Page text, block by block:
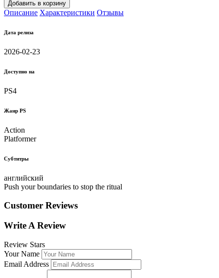
Добавить в корзину
Описание Характеристики Отзывы
Дата релиза
2026-02-23
Доступно на
PS4
Жанр PS
Action
Platformer
Субтитры
английский
Push your boundaries to stop the ritual
Customer Reviews
Write A Review
Review Stars
Your Name
Email Address